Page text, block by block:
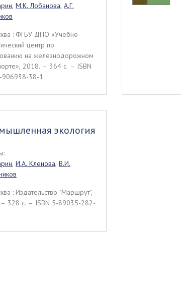
, М.К. Лобанова, А.Г.
: ФГБУ ДПО «Учебно-
центр по
на железнодорожном
2018. – 364 c. – ISBN
906938-38-1
экология
, И.А. Кленова, В.И.
: Издательство "Маршрут",
328 c. – ISBN 5-89035-282-